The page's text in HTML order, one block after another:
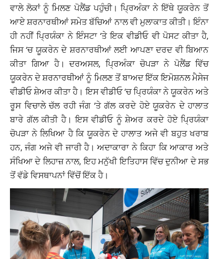
ਵਾਲੇ ਲੋਕਾਂ ਨੂੰ ਮਿਲਣ ਪੋਲੈਂਡ ਪਹੁੰਚੀ। ਪ੍ਰਿਅੰਕਾ ਨੇ ਇੱਥੇ ਯੂਕਰੇਨ ਤੋਂ
ਆਏ ਸ਼ਰਨਾਰਥੀਆਂ ਸਮੇਤ ਬੱਚਿਆਂ ਨਾਲ ਵੀ ਮੁਲਾਕਾਤ ਕੀਤੀ। ਇੰਨਾ
ਹੀ ਨਹੀਂ ਪ੍ਰਿਯੰਕਾ ਨੇ ਇੰਸਟਾ ‘ਤੇ ਇਕ ਵੀਡੀਓ ਵੀ ਪੋਸਟ ਕੀਤਾ ਹੈ,
ਜਿਸ ‘ਚ ਯੂਕਰੇਨ ਦੇ ਸ਼ਰਨਾਰਥੀਆਂ ਲਈ ਆਪਣਾ ਦਰਦ ਵੀ ਬਿਆਨ
ਕੀਤਾ ਗਿਆ ਹੈ। ਦਰਅਸਲ, ਪ੍ਰਿਅੰਕਾ ਚੋਪੜਾ ਨੇ ਪੋਲੈਂਡ ਵਿੱਚ
ਯੂਕਰੇਨ ਦੇ ਸ਼ਰਨਾਰਥੀਆਂ ਨੂੰ ਮਿਲਣ ਤੋਂ ਬਾਅਦ ਇੱਕ ਇਮੋਸ਼ਨਲ ਮੈਸੇਜ
ਵੀਡੀਓ ਸ਼ੇਅਰ ਕੀਤਾ ਹੈ। ਇਸ ਵੀਡੀਓ ‘ਚ ਪ੍ਰਿਯੰਕਾ ਨੇ ਯੂਕਰੇਨ ਅਤੇ
ਰੂਸ ਵਿਚਾਲੇ ਚੱਲ ਰਹੀ ਜੰਗ ‘ਤੇ ਗੱਲ ਕਰਦੇ ਹੋਏ ਯੂਕਰੇਨ ਦੇ ਹਾਲਾਤ
ਬਾਰੇ ਗੱਲ ਕੀਤੀ ਹੈ। ਇਸ ਵੀਡੀਓ ਨੂੰ ਸ਼ੇਅਰ ਕਰਦੇ ਹੋਏ ਪ੍ਰਿਯੰਕਾ
ਚੋਪੜਾ ਨੇ ਲਿਖਿਆ ਹੈ ਕਿ ਯੂਕਰੇਨ ਦੇ ਹਾਲਾਤ ਅਜੇ ਵੀ ਬਹੁਤ ਖਰਾਬ
ਹਨ, ਜੰਗ ਅਜੇ ਵੀ ਜਾਰੀ ਹੈ। ਅਦਾਕਾਰਾ ਨੇ ਕਿਹਾ ਕਿ ਆਕਾਰ ਅਤੇ
ਸੰਖਿਆ ਦੇ ਲਿਹਾਜ਼ ਨਾਲ, ਇਹ ਮਨੁੱਖੀ ਇਤਿਹਾਸ ਵਿੱਚ ਦੁਨੀਆ ਦੇ ਸਭ
ਤੋਂ ਵੱਡੇ ਵਿਸਥਾਪਨਾਂ ਵਿੱਚੋਂ ਇੱਕ ਹੈ।